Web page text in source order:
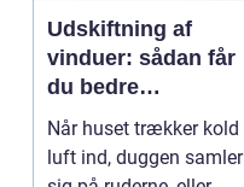
Udskiftning af
vinduer: sådan får
du bedre
indeklima og
lavere
varmeregning
Når huset trækker kold
luft ind, duggen samler